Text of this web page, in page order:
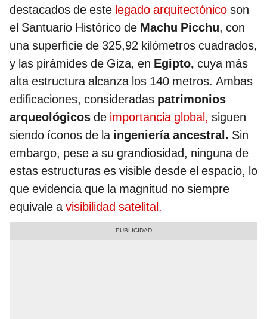
destacados de este legado arquitectónico son
el Santuario Histórico de Machu Picchu, con
una superficie de 325,92 kilómetros cuadrados,
y las pirámides de Giza, en Egipto, cuya más
alta estructura alcanza los 140 metros. Ambas
edificaciones, consideradas patrimonios
arqueológicos de importancia global, siguen
siendo íconos de laingeniería ancestral. Sin
embargo, pese a su grandiosidad, ninguna de
estas estructuras es visible desde el espacio, lo
que evidencia que la magnitud no siempre
equivale avisibilidad satelital.